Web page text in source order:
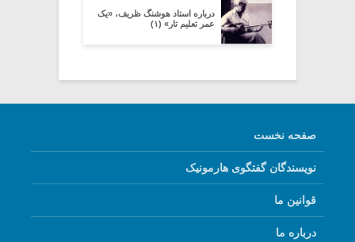
درباره استاد هوشنگ ظریف، «یک
عمر تعلیم تار» (۱)
صفحه نخست
نویسندگان گفتگوی هارمونیک
قوانین ما
درباره ما